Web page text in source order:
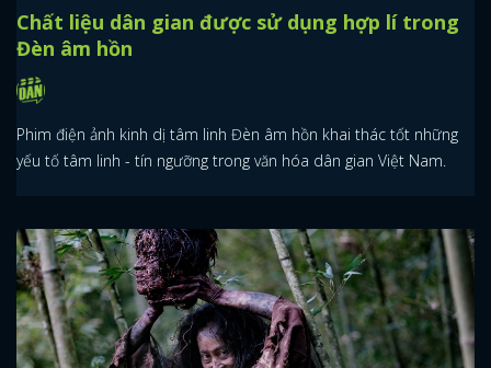
Chất liệu dân gian được sử dụng hợp lí trong
Đèn âm hồn
Phim điện ảnh kinh dị tâm linh Đèn âm hồn khai thác tốt những
yếu tố tâm linh - tín ngưỡng trong văn hóa dân gian Việt Nam.